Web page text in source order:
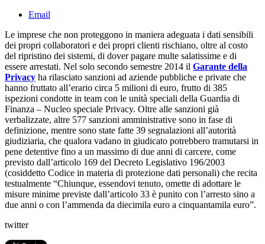
Email
Le imprese che non proteggono in maniera adeguata i dati sensibili
dei propri collaboratori e dei propri clienti rischiano, oltre al costo
del ripristino dei sistemi, di dover pagare multe salatissime e di
essere arrestati. Nel solo secondo semestre 2014 il Garante della
Privacy ha rilasciato sanzioni ad aziende pubbliche e private che
hanno fruttato all’erario circa 5 milioni di euro, frutto di 385
ispezioni condotte in team con le unità speciali della Guardia di
Finanza – Nucleo speciale Privacy. Oltre alle sanzioni già
verbalizzate, altre 577 sanzioni amministrative sono in fase di
definizione, mentre sono state fatte 39 segnalazioni all’autorità
giudiziaria, che qualora vadano in giudicato potrebbero tramutarsi in
pene detentive fino a un massimo di due anni di carcere, come
previsto dall’articolo 169 del Decreto Legislativo 196/2003
(cosiddetto Codice in materia di protezione dati personali) che recita
testualmente “Chiunque, essendovi tenuto, omette di adottare le
misure minime previste dall’articolo 33 è punito con l’arresto sino a
due anni o con l’ammenda da diecimila euro a cinquantamila euro”.
twitter